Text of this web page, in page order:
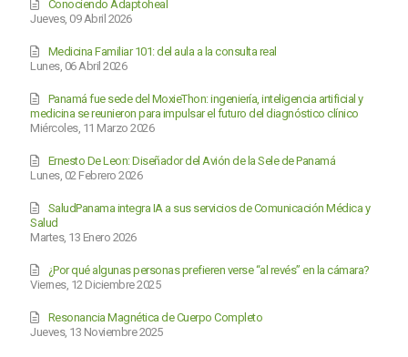
Jueves, 09 Abril 2026
Conociendo Adaptoheal
Lunes, 06 Abril 2026
Medicina Familiar 101: del aula a la consulta real
Miércoles, 11 Marzo 2026
Panamá fue sede del MoxieThon: ingeniería, inteligencia artificial y
medicina se reunieron para impulsar el futuro del diagnóstico clínico
Lunes, 02 Febrero 2026
Ernesto De Leon: Diseñador del Avión de la Sele de Panamá
Martes, 13 Enero 2026
SaludPanama integra IA a sus servicios de Comunicación Médica y
Salud
Viernes, 12 Diciembre 2025
¿Por qué algunas personas prefieren verse “al revés” en la cámara?
Jueves, 13 Noviembre 2025
Resonancia Magnética de Cuerpo Completo